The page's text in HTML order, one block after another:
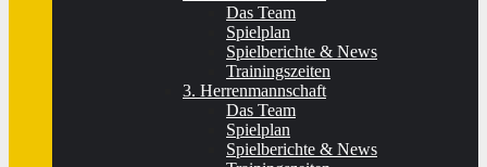
Das Team
Spielplan
Spielberichte & News
Trainingszeiten
3. Herrenmannschaft
Das Team
Spielplan
Spielberichte & News